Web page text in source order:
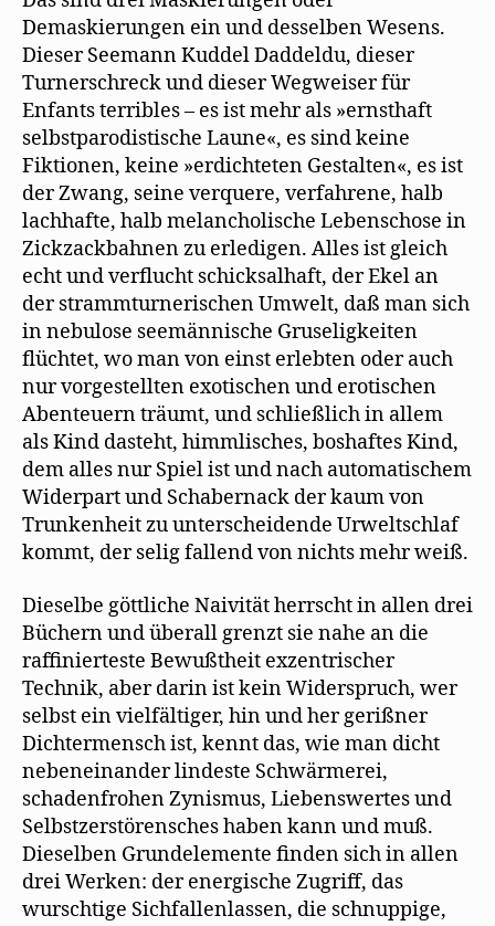
Demaskierungen ein und desselben Wesens.
Dieser Seemann Kuddel Daddeldu, dieser
Turnerschreck und dieser Wegweiser für
Enfants terribles – es ist mehr als »ernsthaft
selbstparodistische Laune«, es sind keine
Fiktionen, keine »erdichteten Gestalten«, es ist
der Zwang, seine verquere, verfahrene, halb
lachhafte, halb melancholische Lebenschose in
Zickzackbahnen zu erledigen. Alles ist gleich
echt und verflucht schicksalhaft, der Ekel an
der strammturnerischen Umwelt, daß man sich
in nebulose seemännische Gruseligkeiten
flüchtet, wo man von einst erlebten oder auch
nur vorgestellten exotischen und erotischen
Abenteuern träumt, und schließlich in allem
als Kind dasteht, himmlisches, boshaftes Kind,
dem alles nur Spiel ist und nach automatischem
Widerpart und Schabernack der kaum von
Trunkenheit zu unterscheidende Urweltschlaf
kommt, der selig fallend von nichts mehr weiß.
Dieselbe göttliche Naivität herrscht in allen drei
Büchern und überall grenzt sie nahe an die
raffinierteste Bewußtheit exzentrischer
Technik, aber darin ist kein Widerspruch, wer
selbst ein vielfältiger, hin und her gerißner
Dichtermensch ist, kennt das, wie man dicht
nebeneinander lindeste Schwärmerei,
schadenfrohen Zynismus, Liebenswertes und
Selbstzerstörensches haben kann und muß.
Dieselben Grundelemente finden sich in allen
drei Werken: der energische Zugriff, das
wurschtige Sichfallenlassen, die schnuppige,